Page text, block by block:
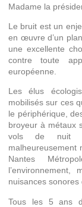
Madame la
Le bruit est un
en œuvre d’un
une excellente
contre toute
européenne.
Les élus
mobilisés sur ces
le périphérique,
broyeur à métaux
vols de nuit
malheureusement
Nantes
nuisances sonores
Tous les 5 ans